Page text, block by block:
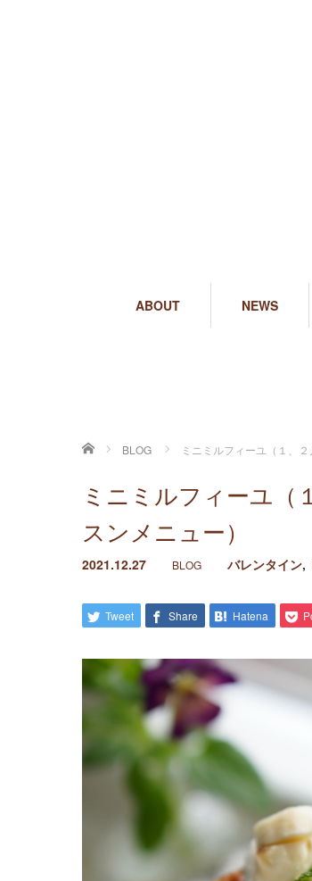
ABOUT NEWS
ホーム BLOG ミニミルフィーユ（１、
ミニミルフィーユ（
スンメニュー）
2021.12.27 BLOG バレンタイン,
Tweet Share Hatena